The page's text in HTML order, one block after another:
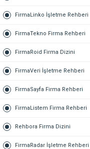
FirmaLinko İşletme Rehberi
FirmaTekno Firma Rehberi
FirmaRoid Firma Dizini
FirmaVeri İşletme Rehberi
FirmaSayfa Firma Rehberi
FirmaListem Firma Rehberi
Rehbora Firma Dizini
FirmaRadar İşletme Rehberi